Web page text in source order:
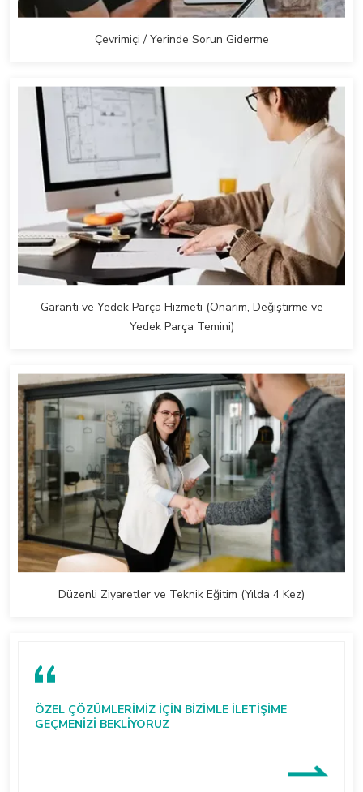
Çevrimiçi / Yerinde Sorun Giderme
Garanti ve Yedek Parça Hizmeti (Onarım, Değiştirme ve
Yedek Parça Temini)
Düzenli Ziyaretler ve Teknik Eğitim (Yılda 4 Kez)
ÖZEL ÇÖZÜMLERIMIZ IÇIN BIZIMLE ILETIŞIME
GEÇMENIZI BEKLIYORUZ